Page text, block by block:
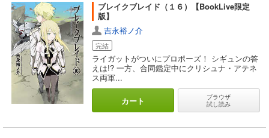
ブレイクブレイド（１６）【BookLive限定
版】
吉永裕ノ介
完結
ライガットがついにプロポーズ！ シギュンの答
えは!? 一方、合同鑑定中にクリシュナ・アテネ
ス両軍...
カート
ブラウザ
試し読み